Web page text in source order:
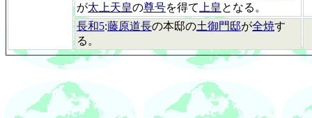
が太上天皇の尊号を得て 上皇 となる。
長和5:藤原道長の本邸の土御門邸が全焼す
る。